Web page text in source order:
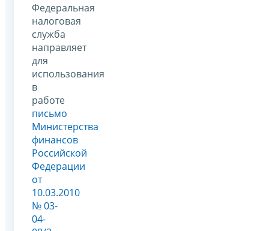
Федеральная
налоговая
служба
направляет
для
использования
в
работе
письмо
Министерства
финансов
Российской
Федерации
от
10.03.2010
№ 03-
04-